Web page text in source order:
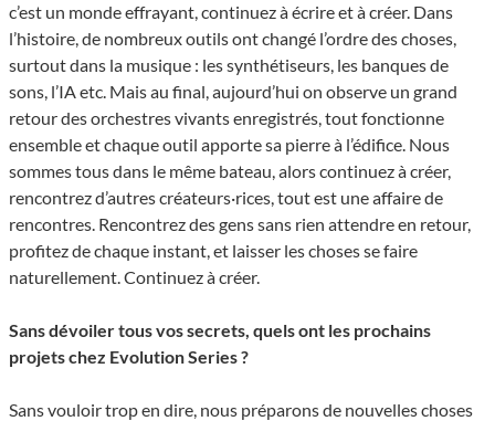
c’est un monde effrayant, continuez à écrire et à créer. Dans
l’histoire, de nombreux outils ont changé l’ordre des choses,
surtout dans la musique : les synthétiseurs, les banques de
sons, l’IA etc. Mais au final, aujourd’hui on observe un grand
retour des orchestres vivants enregistrés, tout fonctionne
ensemble et chaque outil apporte sa pierre à l’édifice. Nous
sommes tous dans le même bateau, alors continuez à créer,
rencontrez d’autres créateurs·rices, tout est une affaire de
rencontres. Rencontrez des gens sans rien attendre en retour,
profitez de chaque instant, et laisser les choses se faire
naturellement. Continuez à créer.
Sans dévoiler tous vos secrets, quels ont les prochains
projets chez Evolution Series ?
Sans vouloir trop en dire, nous préparons de nouvelles choses